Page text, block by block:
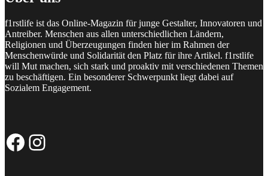
f1rstlife ist das Online-Magazin für junge Gestalter, Innovatoren und
Antreiber. Menschen aus allen unterschiedlichen Ländern,
Religionen und Überzeugungen finden hier im Rahmen der
Menschenwürde und Solidarität den Platz für ihre Artikel. f1rstlife
will Mut machen, sich stark und proaktiv mit verschiedenen Themen
zu beschäftigen. Ein besonderer Schwerpunkt liegt dabei auf
Sozialem Engagement.
Facebook-SeiteInstagram-Profil